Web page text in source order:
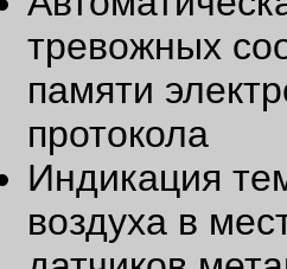
тревожных
памяти
протокола
Индикация
воздуха в